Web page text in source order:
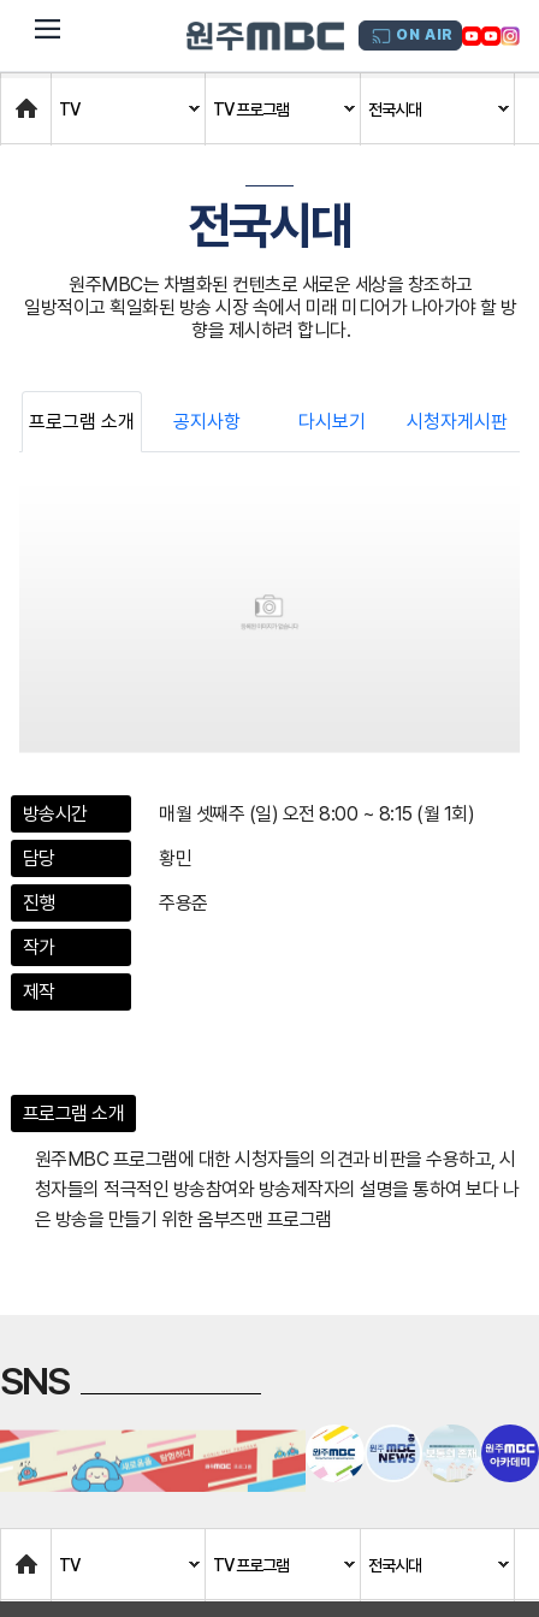
dehaze ON AIR
Home
TV TV 프로그램 전국시대
전국시대
원주MBC는 차별화된 컨텐츠로 새로운 세상을 창조하고
일방적이고 획일화된 방송 시장 속에서 미래 미디어가 나아가야 할 방
향을 제시하려 합니다.
프로그램 소개 공지사항 다시보기 시청자게시판
방송시간
매월 셋째주 (일) 오전 8:00 ~ 8:15 (월 1회)
담당
황민
진행
주용준
작가
제작
프로그램 소개
원주MBC 프로그램에 대한 시청자들의 의견과 비판을 수용하고, 시
청자들의 적극적인 방송참여와 방송제작자의 설명을 통하여 보다 나
은 방송을 만들기 위한 옴부즈맨 프로그램
SNS
Home
TV TV 프로그램 전국시대